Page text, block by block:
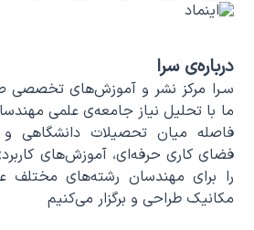
درباره‌ی سرا
سـرا مرکز نشر و آموزش‌های
ما با تحلیل نیاز جامعه‌ی علمی
فاصله میان تحصیلات دانشگاهی و
فضای کاری حرفه‌ای، آموزش‌های
را برای مهندسان رشته‌های مختلف
مکانیک طراحی و برگزار می‌کنیم